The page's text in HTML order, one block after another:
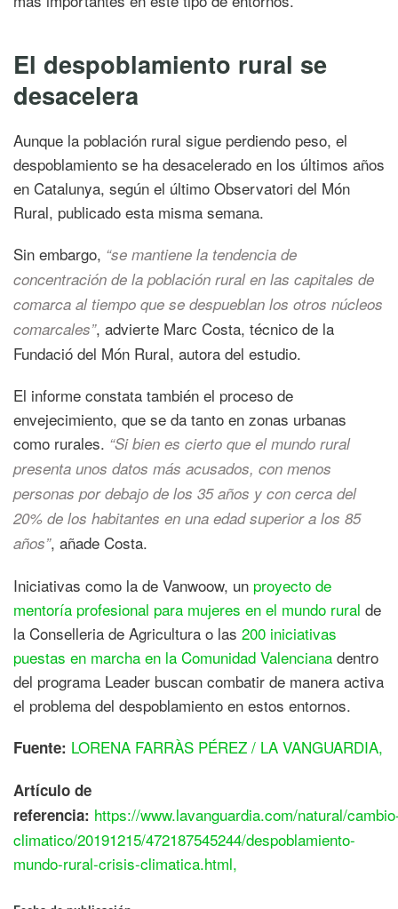
El despoblamiento rural se
desacelera
Aunque la población rural sigue perdiendo peso, el
despoblamiento se ha desacelerado en los últimos años
en Catalunya, según el último Observatori del Món
Rural, publicado esta misma semana.
Sin embargo, “se mantiene la tendencia de
concentración de la población rural en las capitales de
comarca al tiempo que se despueblan los otros núcleos
comarcales”, advierte Marc Costa, técnico de la
Fundació del Món Rural, autora del estudio.
El informe constata también el proceso de
envejecimiento, que se da tanto en zonas urbanas
como rurales. “Si bien es cierto que el mundo rural
presenta unos datos más acusados, con menos
personas por debajo de los 35 años y con cerca del
20% de los habitantes en una edad superior a los 85
años”, añade Costa.
Iniciativas como la de Vanwoow, un proyecto de
mentoría profesional para mujeres en el mundo rural de
la Conselleria de Agricultura o las 200 iniciativas
puestas en marcha en la Comunidad Valenciana dentro
del programa Leader buscan combatir de manera activa
el problema del despoblamiento en estos entornos.
Fuente: LORENA FARRÀS PÉREZ / LA VANGUARDIA,
Artículo de
referencia: https://www.lavanguardia.com/natural/
climatico/20191215/472187545244/despoblamiento-
mundo-rural-crisis-climatica.html,